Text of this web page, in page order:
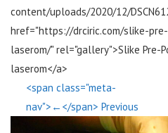
content/uploads/2020/12/
href="https://drciric.com/slike-
laserom/" rel="gallery">Slike Pre-
laserom</a>
<span class="meta-
nav">←</span> Previous